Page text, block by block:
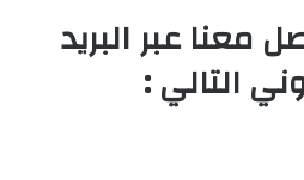
معنا عبر البريد
التالي :